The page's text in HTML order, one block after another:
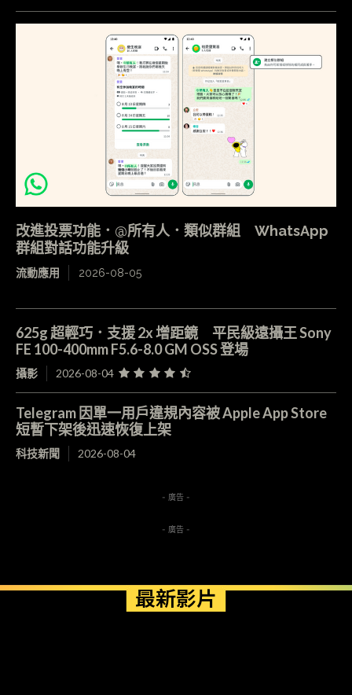
改進投票功能．@所有人．類似群組 WhatsApp
群組對話功能升級
流動應用 2026-08-05
625g 超輕巧．支援 2x 增距鏡 平民級遠攝王 Sony
FE 100-400mm F5.6-8.0 GM OSS 登場
攝影 2026-08-04
Telegram 因單一用戶違規內容被 Apple App Store
短暫下架後迅速恢復上架
科技新聞 2026-08-04
- 廣告 -
- 廣告 -
最新影片